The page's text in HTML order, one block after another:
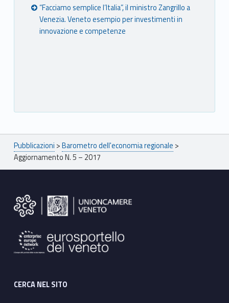
“Facciamo semplice l’Italia”, il ministro Zangrillo a
Venezia. Veneto esempio per investimenti in
innovazione e competenze
Breadcrumbs navigation
Pubblicazioni >Barometro dell'economia regionale >
Aggiornamento N. 5 – 2017
CERCA NEL SITO